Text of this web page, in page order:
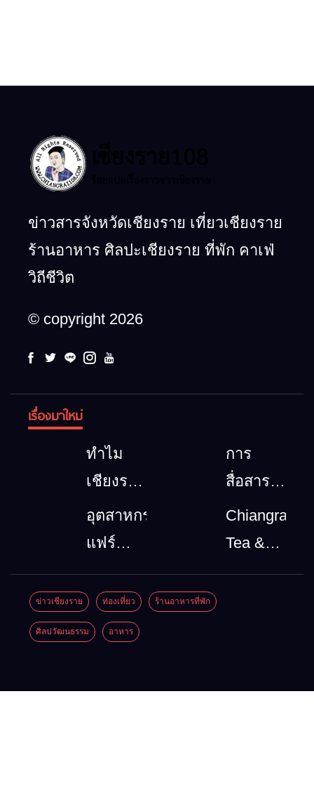
ข่าวสารจังหวัดเชียงราย เที่ยวเชียงราย
ร้านอาหาร ศิลปะเชียงราย ที่พัก คาเฟ่
วิถีชีวิต
© copyright 2026
เรื่องมาใหม่
ทำไม
เชียงราย
จึงน้ำ
ท่วม
คำตอบ
อาจไม่
ได้มีแค่
การ
สื่อสาร
โทรคมนาคม
กรณีภัย
อุตสาหกรรม
แฟร์
ล้านนา
ตะวัน
ออก
Chiangrai
Tea &
Coffee
ข่าวเชียงราย ท่องเที่ยว ร้านอาหารที่พัก
ศิลปวัฒนธรรม อาหาร